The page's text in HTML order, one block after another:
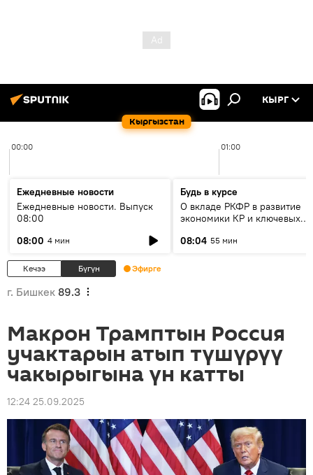
Кыргызстан
КЫРГ
00:00 01:00
Ежедневные новости
Ежедневные новости. Выпуск
08:00
08:00 4 мин
Будь в курсе
О вкладе РКФР в развитие
экономики КР и ключевых
08:04 55 мин
Кечээ Бүгүн Эфирге
г. Бишкек 89.3
Макрон Трамптын Россия
учактарын атып түшүрүү
чакырыгына үн катты
12:24 25.09.2025